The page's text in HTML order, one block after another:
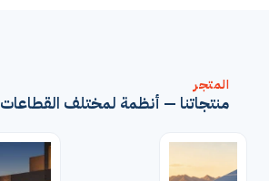
المتجر
منتجاتنا — أنظمة لمختلف القطاعات